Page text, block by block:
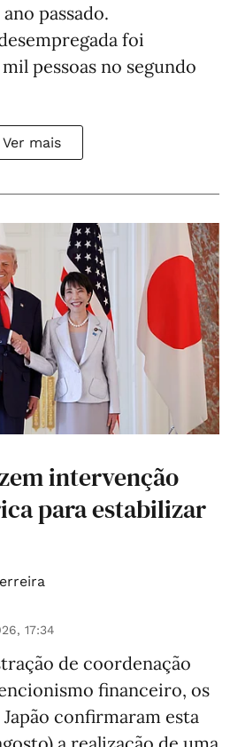
passado.
foi
pessoas no segundo
Ver mais
intervenção
para estabilizar
17:34
de coordenação
financeiro, os
confirmaram esta